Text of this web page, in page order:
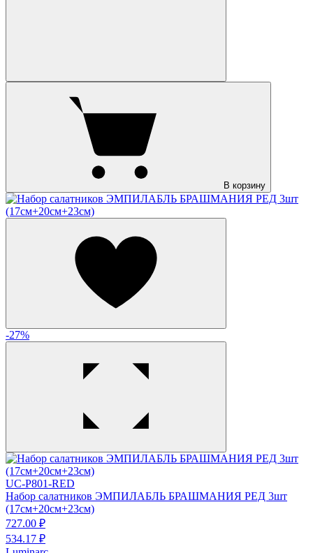
В корзину
-27%
UC-P801-RED
Набор салатников ЭМПИЛАБЛЬ БРАШМАНИЯ РЕД 3шт
(17см+20см+23см)
727.00 ₽
534.17 ₽